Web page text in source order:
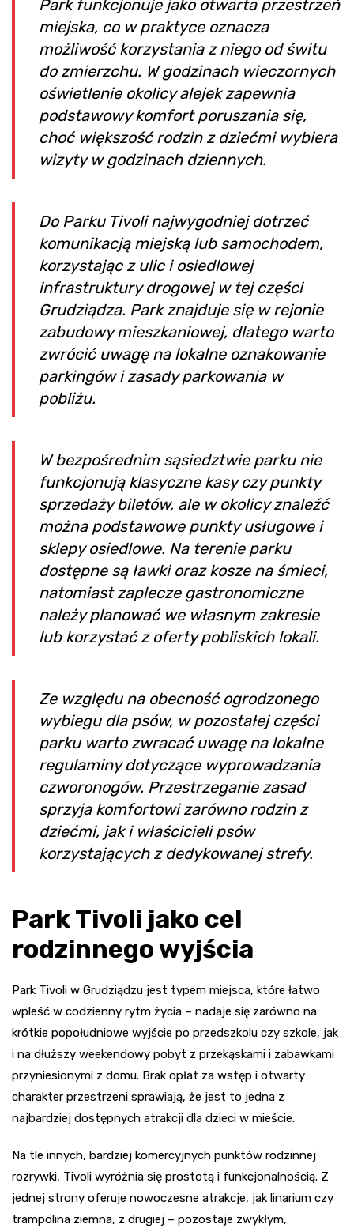
Park funkcjonuje jako otwarta przestrzeń
miejska, co w praktyce oznacza
możliwość korzystania z niego od świtu
do zmierzchu. W godzinach wieczornych
oświetlenie okolicy alejek zapewnia
podstawowy komfort poruszania się,
choć większość rodzin z dziećmi wybiera
wizyty w godzinach dziennych.
Do Parku Tivoli najwygodniej dotrzeć
komunikacją miejską lub samochodem,
korzystając z ulic i osiedlowej
infrastruktury drogowej w tej części
Grudziądza. Park znajduje się w rejonie
zabudowy mieszkaniowej, dlatego warto
zwrócić uwagę na lokalne oznakowanie
parkingów i zasady parkowania w
pobliżu.
W bezpośrednim sąsiedztwie parku nie
funkcjonują klasyczne kasy czy punkty
sprzedaży biletów, ale w okolicy znaleźć
można podstawowe punkty usługowe i
sklepy osiedlowe. Na terenie parku
dostępne są ławki oraz kosze na śmieci,
natomiast zaplecze gastronomiczne
należy planować we własnym zakresie
lub korzystać z oferty pobliskich lokali.
Ze względu na obecność ogrodzonego
wybiegu dla psów, w pozostałej części
parku warto zwracać uwagę na lokalne
regulaminy dotyczące wyprowadzania
czworonogów. Przestrzeganie zasad
sprzyja komfortowi zarówno rodzin z
dziećmi, jak i właścicieli psów
korzystających z dedykowanej strefy.
Park Tivoli jako cel
rodzinnego wyjścia
Park Tivoli w Grudziądzu jest typem miejsca, które łatwo
wpleść w codzienny rytm życia – nadaje się zarówno na
krótkie popołudniowe wyjście po przedszkolu czy szkole, jak
i na dłuższy weekendowy pobyt z przekąskami i zabawkami
przyniesionymi z domu. Brak opłat za wstęp i otwarty
charakter przestrzeni sprawiają, że jest to jedna z
najbardziej dostępnych atrakcji dla dzieci w mieście.
Na tle innych, bardziej komercyjnych punktów rodzinnej
rozrywki, Tivoli wyróżnia się prostotą i funkcjonalnością. Z
jednej strony oferuje nowoczesne atrakcje, jak linarium czy
trampolina ziemna, z drugiej – pozostaje zwykłym,